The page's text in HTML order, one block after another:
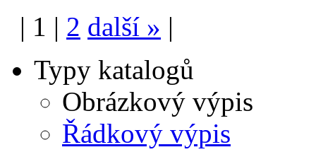
| 1 | 2 další » |
Typy katalogů
Obrázkový výpis
Řádkový výpis